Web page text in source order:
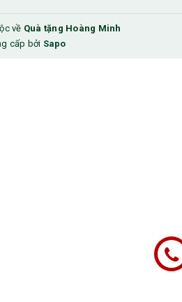
về Quà tặng Hoàng Minh
cấp bởi Sapo